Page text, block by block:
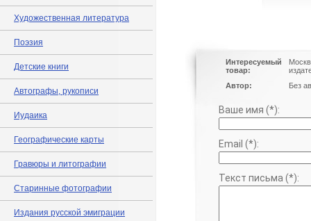
Художественная литература
Поэзия
Детские книги
Автографы, рукописи
Иудаика
Географические карты
Гравюры и литографии
Старинные фотографии
Издания русской эмиграции
Интересуемый
товар:
Автор:
Без
Ваше имя (*):
Email (*):
Текст письма (*):